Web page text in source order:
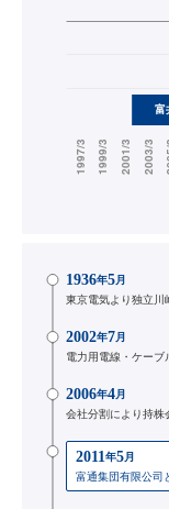
1936年5月
東京電気より独立川
2002年7月
電力用電線・ケー
2006年4月
会社分割により持株
2011年5月
富通集団有限公司